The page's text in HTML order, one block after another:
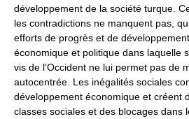
développement de la société turque.
les contradictions ne manquent pas,
efforts de progrès et de
économique et politique dans laquelle
vis de l’Occident ne lui permet pas de
autocentrée. Les inégalités sociales
développement économique et créent
classes sociales et des blocages dans